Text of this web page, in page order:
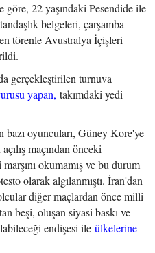
göre, 22 yaşındaki Pesendide ile
belgeleri, çarşamba
törenle Avustralya İçişleri
gerçekleştirilen turnuva
yapan, takımdaki yedi
bazı oyuncuları, Güney Kore'ye
maçından önceki
okumamış ve bu durum
olarak algılanmıştı. İran'dan
diğer maçlardan önce milli
beşi, oluşan siyasi baskı ve
endişesi ile ülkelerine